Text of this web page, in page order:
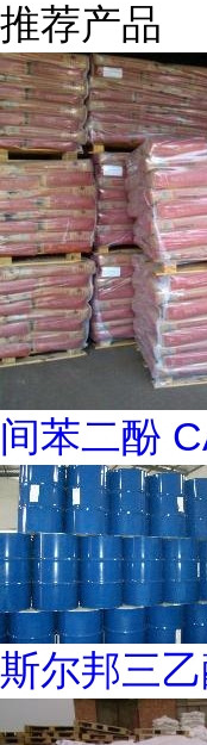
推荐产品
间苯二酚
斯尔邦三